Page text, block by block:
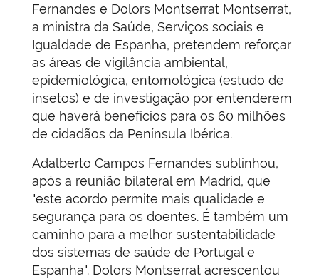
Fernandes e Dolors Montserrat Montserrat,
a ministra da Saúde, Serviços sociais e
Igualdade de Espanha, pretendem reforçar
as áreas de vigilância ambiental,
epidemiológica, entomológica (estudo de
insetos) e de investigação por entenderem
que haverá benefícios para os 60 milhões
de cidadãos da Península Ibérica.
Adalberto Campos Fernandes sublinhou,
após a reunião bilateral em Madrid, que
"este acordo permite mais qualidade e
segurança para os doentes. É também um
caminho para a melhor sustentabilidade
dos sistemas de saúde de Portugal e
Espanha". Dolors Montserrat acrescentou